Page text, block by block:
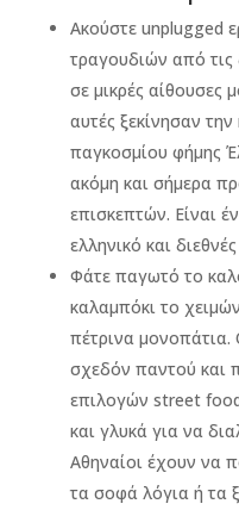
Ακούστε unplugged
τραγουδιών από τις
σε μικρές αίθουσες
αυτές ξεκίνησαν την
παγκοσμίου φήμης
ακόμη και σήμερα
επισκεπτών. Είναι
ελληνικό και
Φάτε παγωτό το
καλαμπόκι το
πέτρινα μονοπάτια.
σχεδόν παντού και
επιλογών street
και γλυκά για να
Αθηναίοι έχουν να
τα σοφά λόγια ή τα